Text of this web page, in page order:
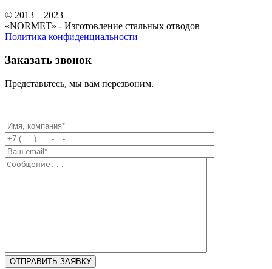
© 2013 – 2023
«NORMET» - Изготовление стальных отводов
Политика конфиденциальности
Заказать звонок
Представьтесь, мы вам перезвоним.